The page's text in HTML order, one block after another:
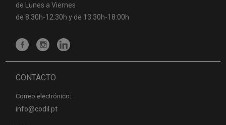
de Lunes a Viernes
de 8:30h-12:30h y de 13:30h-18:00h
CONTACTO
Correo electrónico:
info@codil.pt